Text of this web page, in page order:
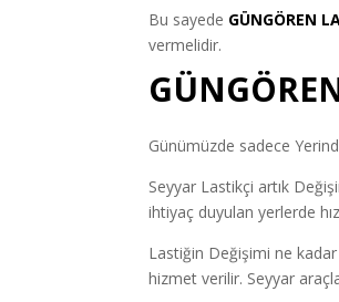
Bu sayede GÜNGÖREN
vermelidir.
Günümüzde sadece
Seyyar Lastikçi artık
ihtiyaç duyulan yerlerde
Lastiğin Değişimi ne kadar
hizmet verilir. Seyyar